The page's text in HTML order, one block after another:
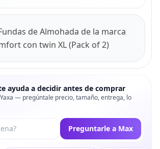
de Almohada de la marca
con twin XL (Pack of 2)
ayuda a decidir antes de comprar
— pregúntale precio, tamaño, entrega, lo
Max Preguntarle a Max